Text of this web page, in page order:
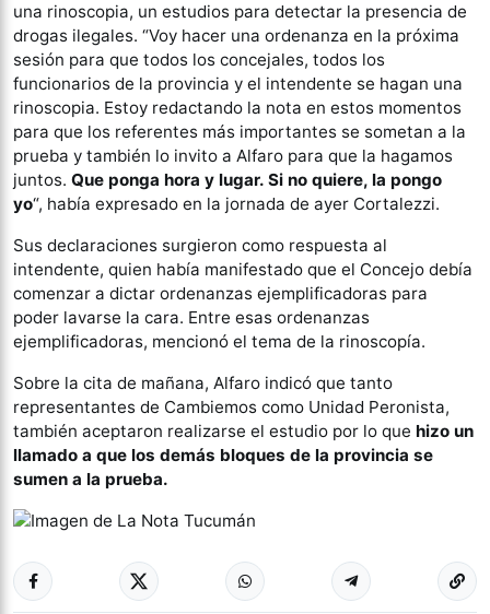
una rinoscopia, un estudios para detectar la presencia de
drogas ilegales. “Voy hacer una ordenanza en la próxima
sesión para que todos los concejales, todos los
funcionarios de la provincia y el intendente se hagan una
rinoscopia. Estoy redactando la nota en estos momentos
para que los referentes más importantes se sometan a la
prueba y también lo invito a Alfaro para que la hagamos
juntos. Que ponga hora y lugar. Si no quiere, la pongo
yo“, había expresado en la jornada de ayer Cortalezzi.
Sus declaraciones surgieron como respuesta al
intendente, quien había manifestado que el Concejo debía
comenzar a dictar ordenanzas ejemplificadoras para
poder lavarse la cara. Entre esas ordenanzas
ejemplificadoras, mencionó el tema de la rinoscopía.
Sobre la cita de mañana, Alfaro indicó que tanto
representantes de Cambiemos como Unidad Peronista,
también aceptaron realizarse el estudio por lo que hizo un
llamado a que los demás bloques de la provincia se
sumen a la prueba.